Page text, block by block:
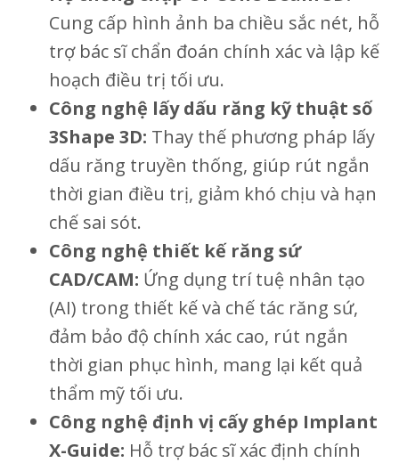
Cung cấp hình ảnh ba chiều sắc nét, hỗ
trợ bác sĩ chẩn đoán chính xác và lập kế
hoạch điều trị tối ưu.
Công nghệ lấy dấu răng kỹ thuật số
3Shape 3D: Thay thế phương pháp lấy
dấu răng truyền thống, giúp rút ngắn
thời gian điều trị, giảm khó chịu và hạn
chế sai sót.
Công nghệ thiết kế răng sứ
CAD/CAM: Ứng dụng trí tuệ nhân tạo
(AI) trong thiết kế và chế tác răng sứ,
đảm bảo độ chính xác cao, rút ngắn
thời gian phục hình, mang lại kết quả
thẩm mỹ tối ưu.
Công nghệ định vị cấy ghép Implant
X-Guide: Hỗ trợ bác sĩ xác định chính